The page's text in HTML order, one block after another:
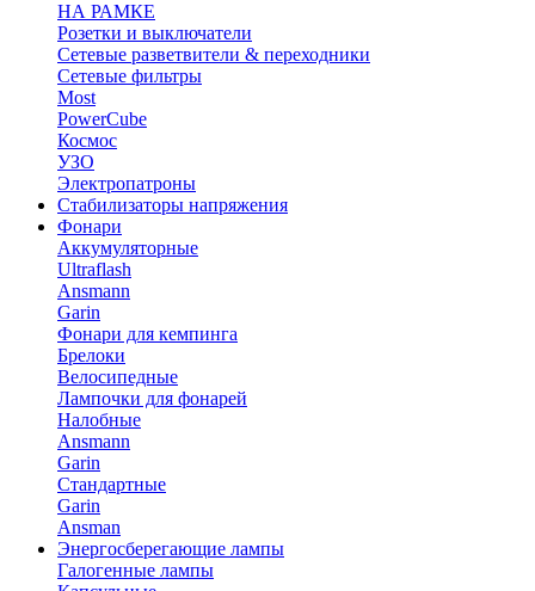
НА РАМКЕ
Розетки и выключатели
Сетевые разветвители & переходники
Сетевые фильтры
Most
PowerCube
Космос
УЗО
Электропатроны
Стабилизаторы напряжения
Фонари
Аккумуляторные
Ultraflash
Ansmann
Garin
Фонари для кемпинга
Брелоки
Велосипедные
Лампочки для фонарей
Налобные
Ansmann
Garin
Стандартные
Garin
Ansman
Энергосберегающие лампы
Галогенные лампы